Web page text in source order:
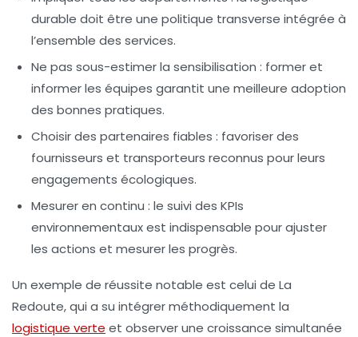
durable doit être une politique transverse intégrée à
l’ensemble des services.
Ne pas sous-estimer la sensibilisation : former et
informer les équipes garantit une meilleure adoption
des bonnes pratiques.
Choisir des partenaires fiables : favoriser des
fournisseurs et transporteurs reconnus pour leurs
engagements écologiques.
Mesurer en continu : le suivi des KPIs
environnementaux est indispensable pour ajuster
les actions et mesurer les progrès.
Un exemple de réussite notable est celui de La
Redoute, qui a su intégrer méthodiquement la
logistique verte et observer une croissance simultanée